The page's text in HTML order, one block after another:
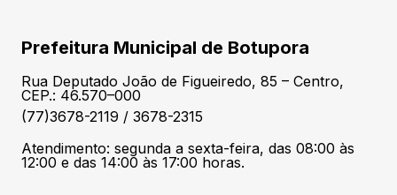
Prefeitura Municipal de Botupora
Rua Deputado João de Figueiredo, 85 – Centro,
CEP.: 46.570–000
(77)3678-2119 / 3678-2315
Atendimento: segunda a sexta-feira, das 08:00 às
12:00 e das 14:00 às 17:00 horas.